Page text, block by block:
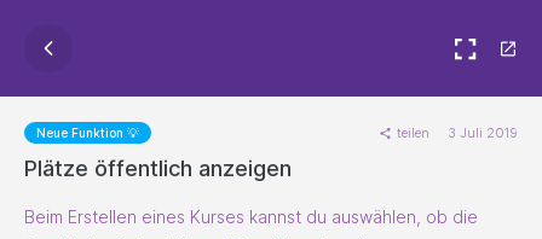
Neue Funktion 💡 teilen 3 Juli 2019
Plätze öffentlich anzeigen
Beim Erstellen eines Kurses kannst du auswählen, ob die